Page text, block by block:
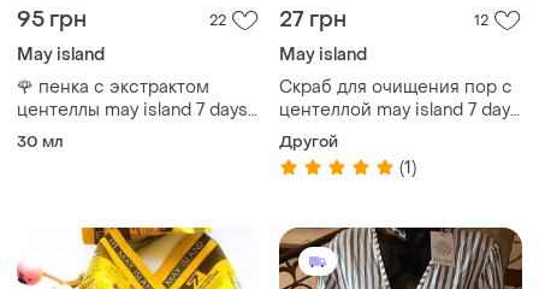
95 грн 22
May island
🌹 пенка с экстрактом
центеллы may island 7 days
secret centella cica
30 мл
27 грн 12
May island
Скраб для очищения пор с
центеллой may island 7 days
secret pore clear powder
scrub
Другой
(1)